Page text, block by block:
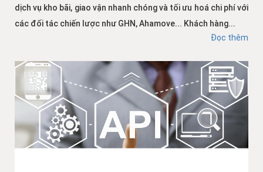
dịch vụ kho bãi, giao vận nhanh chóng và tối ưu hoá chi phí với
các đối tác chiến lược như GHN, Ahamove... Khách hàng...
Đọc thêm